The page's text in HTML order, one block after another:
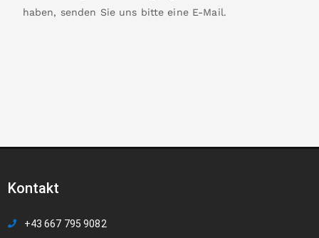
haben, senden Sie uns bitte eine E-Mail.
Kontakt
+43 667 795 9082